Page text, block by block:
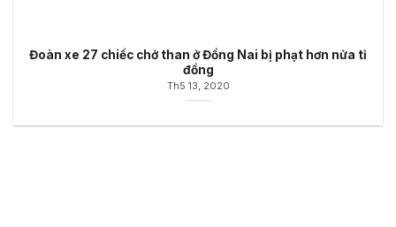
Đoàn xe 27 chiếc chở than ở Đồng Nai bị phạt hơn nửa tỉ
đồng
Th5 13, 2020